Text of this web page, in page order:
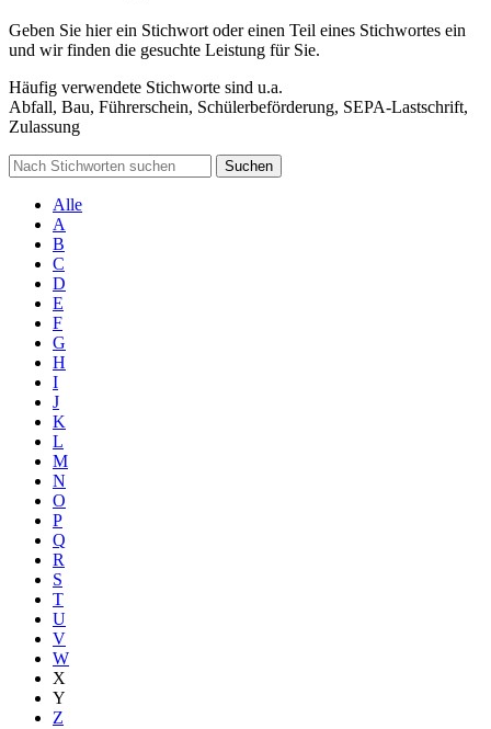
Geben Sie hier ein Stichwort oder einen Teil eines Stichwortes ein
und wir finden die gesuchte Leistung für Sie.
Häufig verwendete Stichworte sind u.a.
Abfall, Bau, Führerschein, Schülerbeförderung, SEPA-Lastschrift,
Zulassung
Suchen
Alle
A
B
C
D
E
F
G
H
I
J
K
L
M
N
O
P
Q
R
S
T
U
V
W
X
Y
Z